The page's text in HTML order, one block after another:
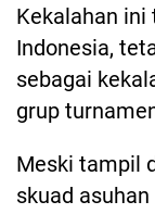
Kekalahan ini
Indonesia,
sebagai
grup
Meski tampil
skuad